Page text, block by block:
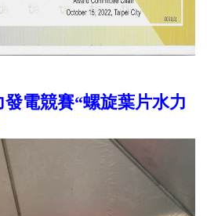
發電競賽“螺旋葉片水力